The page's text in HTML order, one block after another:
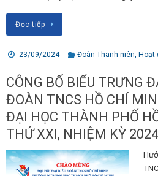
Đọc tiếp
23/09/2024 Đoàn Thanh niên,Hoạt
CÔNG BỐ BIỂU TRƯNG
ĐOÀN TNCS HỒ CHÍ
ĐẠI HỌC THÀNH PHỐ
THỨ XXI, NHIỆM KỲ